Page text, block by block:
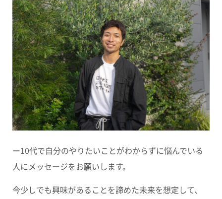
ー10代で自分のやりたいことがわからずに悩んでいる
人にメッセージをお願いします。
今少しでも興味があることを諦めた未来を想定して、